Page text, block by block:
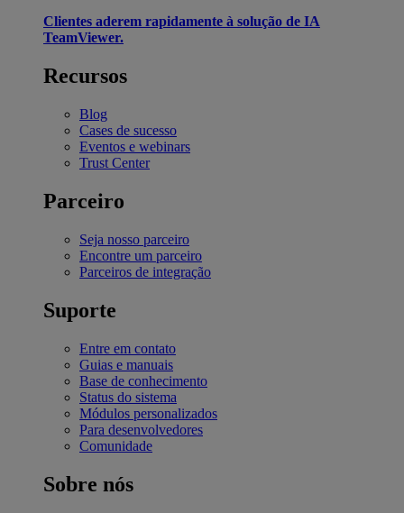
Clientes aderem rapidamente à solução de IA
TeamViewer.
Recursos
Blog
Cases de sucesso
Eventos e webinars
Trust Center
Parceiro
Seja nosso parceiro
Encontre um parceiro
Parceiros de integração
Suporte
Entre em contato
Guias e manuais
Base de conhecimento
Status do sistema
Módulos personalizados
Para desenvolvedores
Comunidade
Sobre nós